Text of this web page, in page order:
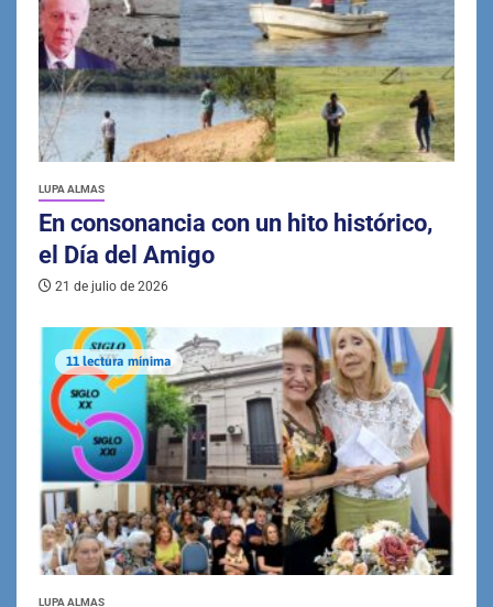
LUPA ALMAS
En consonancia con un hito histórico,
el Día del Amigo
21 de julio de 2026
11 lectura mínima
LUPA ALMAS